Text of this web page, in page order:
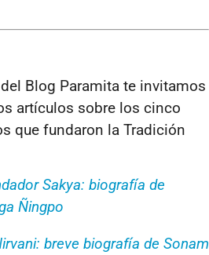
Blog Paramita te invitamos
artículos sobre los cinco
que fundaron la Tradición
Sakya: biografía de
Ñingpo
breve biografía de Sonam